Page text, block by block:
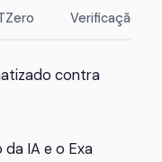
Verificação
contra
IA e o Exa